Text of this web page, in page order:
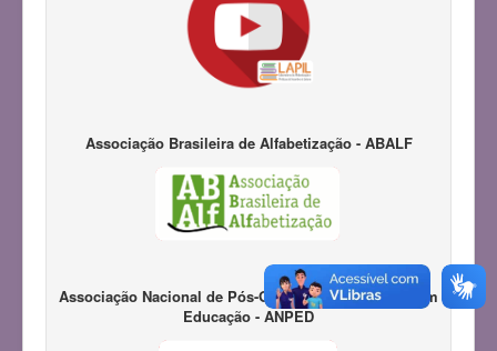
Associação Brasileira de Alfabetização - ABALF
Associação Nacional de Pós-Graduação e Pesquisa em
Educação - ANPED